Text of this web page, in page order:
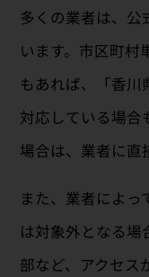
多くの業者は、公
います。市区町村
もあれば、「香川
対応している場合
場合は、業者に直
また、業者によ
は対象外となる場
部など、アクセス